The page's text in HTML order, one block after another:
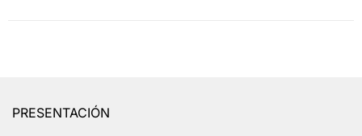
PRESENTACIÓN